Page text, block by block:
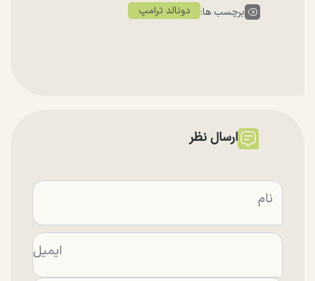
برچسب ها: دونالد ترامپ
ارسال نظر